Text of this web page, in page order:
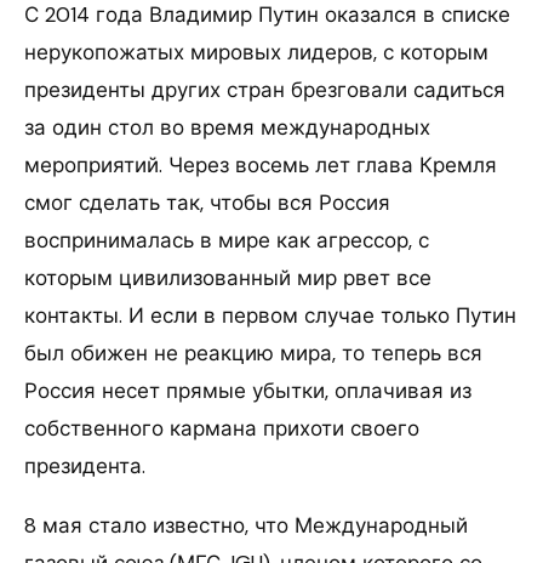
С 2014 года Владимир Путин оказался в списке
нерукопожатых мировых лидеров, с которым
президенты других стран брезговали садиться
за один стол во время международных
мероприятий. Через восемь лет глава Кремля
смог сделать так, чтобы вся Россия
воспринималась в мире как агрессор, с
которым цивилизованный мир рвет все
контакты. И если в первом случае только Путин
был обижен не реакцию мира, то теперь вся
Россия несет прямые убытки, оплачивая из
собственного кармана прихоти своего
президента.
8 мая стало известно, что Международный